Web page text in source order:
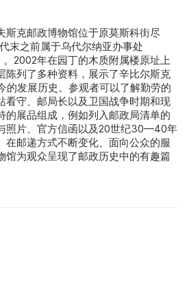
克邮政博物馆位于原莫斯科街尽
末之前属于乌代尔纳亚办事处
。2002年在园丁的木质附属楼原址上
陈列了多种资料，展示了辛比尔斯克
的发展历史。参观者可以了解勤劳的
看守、邮局长以及卫国战争时期和现
的展品组成，例如列入邮政局清单的
照片、官方信函以及20世纪30—40年
在邮递方式不断变化、面向公众的服
馆为观众呈现了邮政历史中的有趣篇